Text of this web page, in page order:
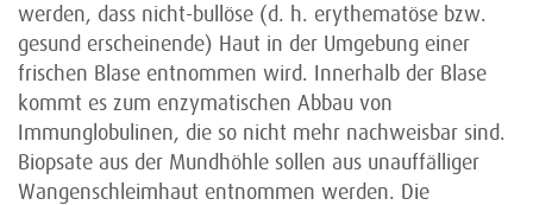
werden, dass nicht-bullöse (d. h. erythematöse bzw.
gesund erscheinende) Haut in der Umgebung einer
frischen Blase entnommen wird. Innerhalb der Blase
kommt es zum enzymatischen Abbau von
Immunglobulinen, die so nicht mehr nachweisbar sind.
Biopsate aus der Mundhöhle sollen aus unauffälliger
Wangenschleimhaut entnommen werden. Die